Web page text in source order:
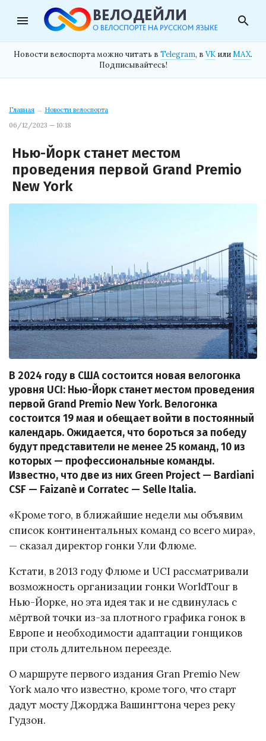
menu search
Новости велоспорта можно читать в Telegram, в VK илиMAX.
Подписывайтесь!
Главная → Новости велоспорта
06/12/2023 — 10:18
Нью-Йорк станет местом
проведения первой Grand Premio
New York
В 2024 году в США состоится новая велогонка
уровня UCI: Нью-Йорк станет местом проведения
первой Grand Premio New York. Велогонка
состоится 19 мая и обещает войти в постоянный
календарь. Ожидается, что бороться за победу
будут представители не менее 25 команд, 10 из
которых — профессиональные команды.
Известно, что две из них Green Project — Bardiani
CSF — Faizanè и Corratec — Selle Italia.
«Кроме того, в ближайшие недели мы объявим
список континентальных команд со всего мира»,
— сказал директор гонки Ули Флюме.
Кстати, в 2013 году Флюме и UCI рассматривали
возможность организации гонки WorldTour в
Нью-Йорке, но эта идея так и не сдвинулась с
мёртвой точки из-за плотного графика гонок в
Европе и необходимости адаптации гонщиков
при столь длительном переезде.
О маршруте первого издания Gran Premio New
York мало что известно, кроме того, что старт
дадут мосту Джорджа Вашингтона через реку
Гудзон.